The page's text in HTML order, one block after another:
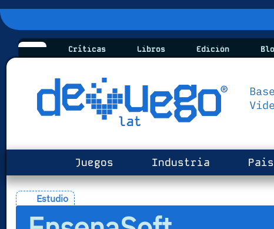
Críticas Libros Edición
Juegos Industria
Estudio